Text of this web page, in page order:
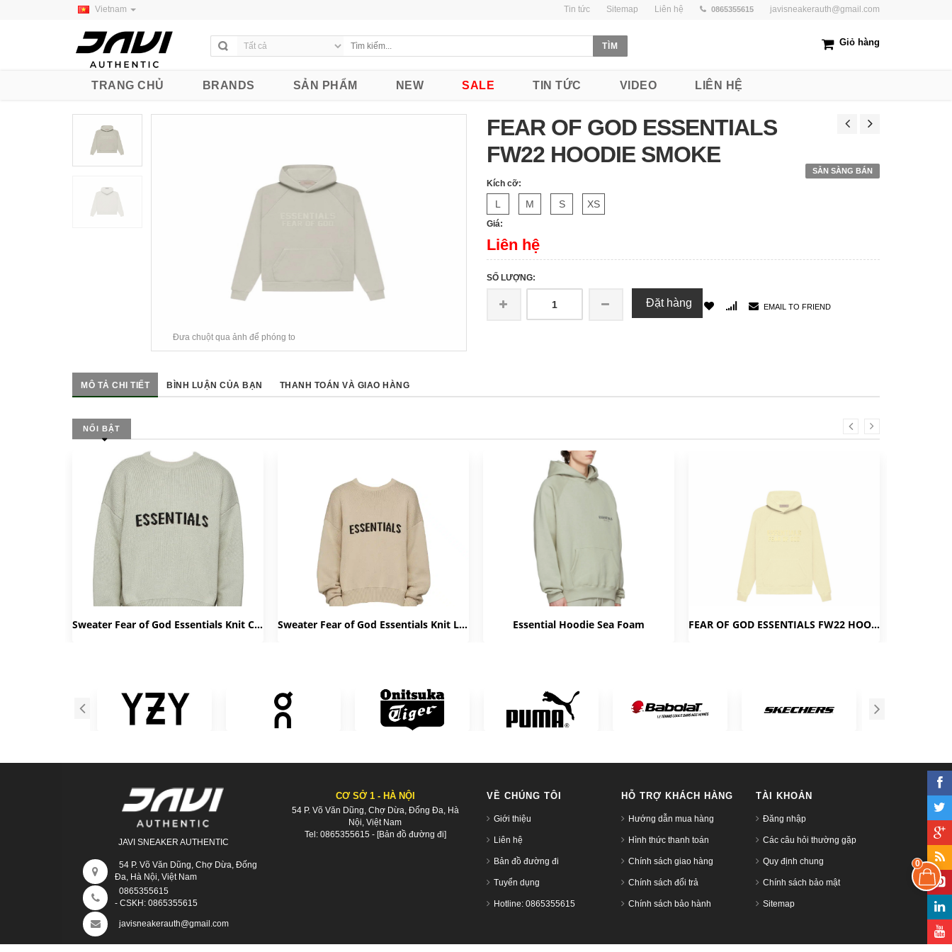
Vietnam Tin tức Sitemap Liên hệ 0865355615 javisneakerauth@gmail.com
Giỏ hàng
TRANG CHỦ BRANDS SẢN PHẨM NEW SALE TIN TỨC VIDEO LIÊN HỆ
Đưa chuột qua ảnh để phóng to
FEAR OF GOD ESSENTIALS
FW22 HOODIE SMOKE
SẴN SÀNG BÁN
Kích cỡ:
L M S XS
Giá:
Liên hệ
SỐ LƯỢNG:
Đặt hàng EMAIL TO FRIEND
MÔ TẢ CHI TIẾT BÌNH LUẬN CỦA BẠN THANH TOÁN VÀ GIAO HÀNG
NỔI BẬT
Sweater Fear of God Essentials Knit Concrete Sweater Fear of God Essentials Knit Linen Essential Hoodie Sea Foam FEAR OF GOD ESSENTIALS FW22 HOODIE CANARY
JAVI SNEAKER AUTHENTIC
54 P. Võ Văn Dũng, Chợ Dừa, Đống
Đa, Hà Nội, Việt Nam
0865355615
- CSKH: 0865355615
javisneakerauth@gmail.com
CƠ SỞ 1 - HÀ NỘI
54 P. Võ Văn Dũng, Chợ Dừa, Đống Đa, Hà
Nội, Việt Nam
Tel: 0865355615 - [Bản đồ đường đi]
VỀ CHÚNG TÔI
Giới thiệu
Liên hệ
Bản đồ đường đi
Tuyển dụng
Hotline: 0865355615
HỖ TRỢ KHÁCH HÀNG
Hướng dẫn mua hàng
Hình thức thanh toán
Chính sách giao hàng
Chính sách đổi trả
Chính sách bảo hành
TÀI KHOẢN
Đăng nhập
Các câu hỏi thường gặp
Quy định chung
Chính sách bảo mật
Sitemap
0